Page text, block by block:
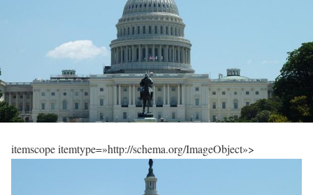
itemscope itemtype=»http://schema.org/ImageObject»>